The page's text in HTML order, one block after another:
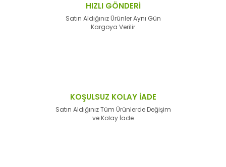
HIZLI GÖNDERİ
Satın Aldığınız Ürünler Aynı Gün
Kargoya Verilir
KOŞULSUZ KOLAY İADE
Satın Aldığınız Tüm Ürünlerde Değişim
ve Kolay İade